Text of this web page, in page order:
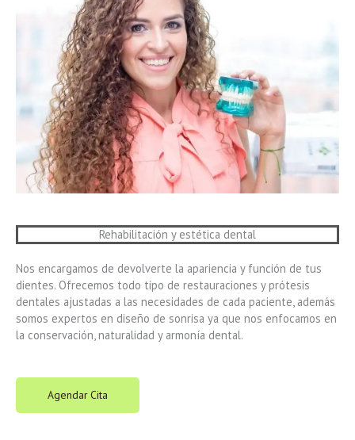
Rehabilitación y estética dental
Nos encargamos de devolverte la apariencia y función de tus
dientes. Ofrecemos todo tipo de restauraciones y prótesis
dentales ajustadas a las necesidades de cada paciente, además
somos expertos en diseño de sonrisa ya que nos enfocamos en
la conservación, naturalidad y armonía dental.
Agendar Cita